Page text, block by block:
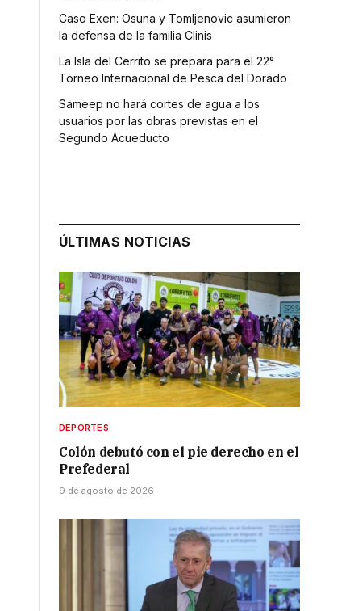
Caso Exen: Osuna y Tomljenovic asumieron
la defensa de la familia Clinis
La Isla del Cerrito se prepara para el 22°
Torneo Internacional de Pesca del Dorado
Sameep no hará cortes de agua a los
usuarios por las obras previstas en el
Segundo Acueducto
ÚLTIMAS NOTICIAS
DEPORTES
Colón debutó con el pie derecho en el
Prefederal
9 de agosto de 2026